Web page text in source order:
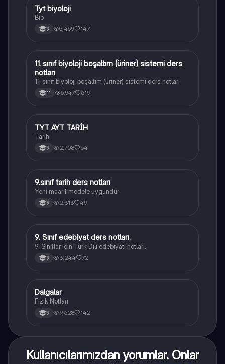
Biyoloji
Tyt biyoloji
Bio
9 5,459 147
Biyoloji
11. sınıf biyoloji boşaltım (üriner) sistemi ders
notları
11. sınıf biyoloji boşaltım (üriner) sistemi ders notları
11 5,947 619
Tarih
TYT AYT TARİH
Tarih
9 2,708 64
Tarih
9.sınıf tarih ders notları
Yeni maarif modele uygundur
9 2,313 49
Türk Dili ve Edebiyatı
9. Sınıf edebiyat ders notları.
9. Sınıflar için Türk Dili edebiyatı notları.
9 3,244 72
Fizik
Dalgalar
Fizik Notları
9 9,628 142
Kullanıcılarımızdan yorumlar. Onlar